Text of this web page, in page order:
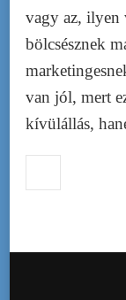
vagy az, ilyen
bölcsésznek
van jól, mert
kívülállás,